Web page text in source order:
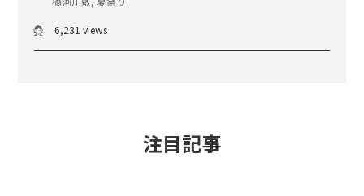
6,231 views
注目記事